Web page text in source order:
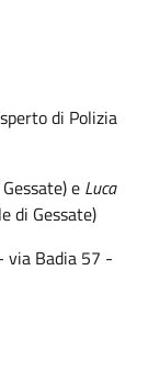
di Polizia
e Luca
di Gessate)
via Badia 57 -